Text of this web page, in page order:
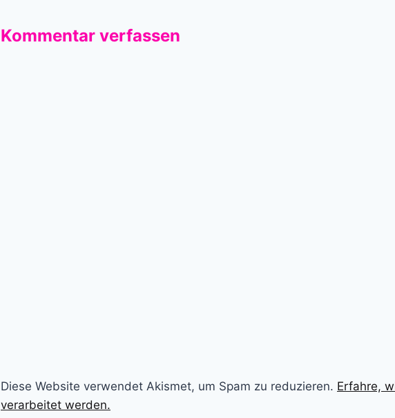
Kommentar verfassen
Diese Website verwendet Akismet, um Spam zu reduzieren. Erfahre,
verarbeitet werden.